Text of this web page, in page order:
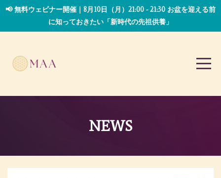
📢 無料ウェビナー開催｜8月10日（月）21:00 - 21:30 お盆を迎える前
に知っておきたい「新時代の先祖供養」
NEWS